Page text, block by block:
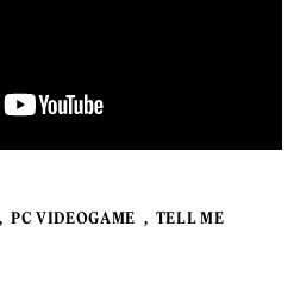
PC VIDEOGAME
TELL ME